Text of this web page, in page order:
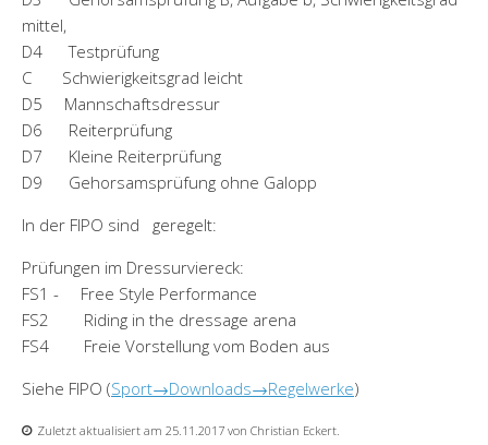
mittel,
D4 Testprüfung
C Schwierigkeitsgrad leicht
D5 Mannschaftsdressur
D6 Reiterprüfung
D7 Kleine Reiterprüfung
D9 Gehorsamsprüfung ohne Galopp
In der FIPO sind geregelt:
Prüfungen im Dressurviereck:
FS1 - Free Style Performance
FS2 Riding in the dressage arena
FS4 Freie Vorstellung vom Boden aus
Siehe FIPO (Sport→Downloads→Regelwerke)
Zuletzt aktualisiert am 25.11.2017 von Christian Eckert.